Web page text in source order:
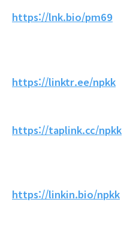
https://lnk.bio/pm69
https://linktr.ee/npkk
https://taplink.cc/npkk
https://linkin.bio/npkk